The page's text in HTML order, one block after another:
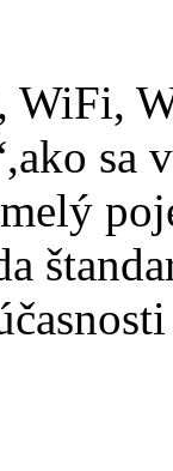
sa